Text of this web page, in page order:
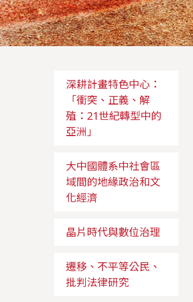
深耕計畫特色中心：
「衝突、正義、解
殖：21世紀轉型中的
亞洲」
大中國體系中社會區
域間的地緣政治和文
化經濟
晶片時代與數位治理
遷移、不平等公民、
批判法律研究